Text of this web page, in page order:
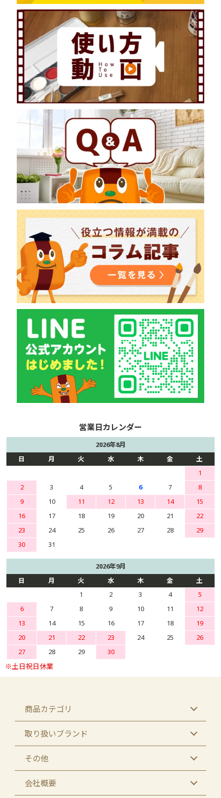
2026年8月
日
月 火 水 木 金
土
1
2
3 4 5 6 7
8
9
10 11 12 13 14
15
16
17 18 19 20 21
22
23
24 25 26 27 28
29
30
31
2026年9月
日
月 火 水 木 金
土
1
2 3 4
5
6
7 8 9 10 11
12
13
14 15 16 17 18
19
20
21 22 23 24 25
26
27
28 29 30
商品カテゴリ
取り扱いブランド
その他
会社概要